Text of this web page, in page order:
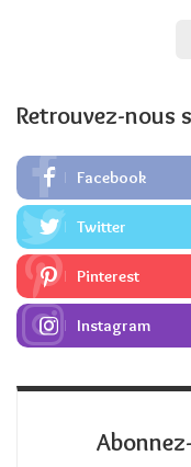
Retrouvez-nous
Facebook
Twitter
Pinterest
Instagram